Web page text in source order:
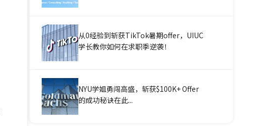
从0经验到斩获TikTok暑期offer，UIUC
学长教你如何在求职季逆袭！
NYU学姐勇闯高盛，斩获$100K+ Offer
的成功秘诀在此...